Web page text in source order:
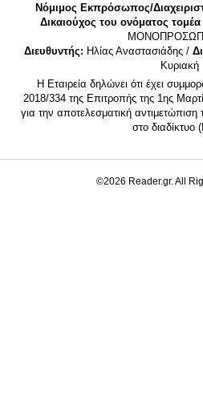
Νόμιμος Εκπρόσωπος/
Δικαιούχος του ονόματος
Διευθυντής: Ηλίας Αναστασιάδης /
Κυριακή
Η Εταιρεία δηλώνει ότι έχει
2018/334 της Επιτροπής της 1ης
για την αποτελεσματική
στο διαδίκτυο
©2026 Reader.gr. All